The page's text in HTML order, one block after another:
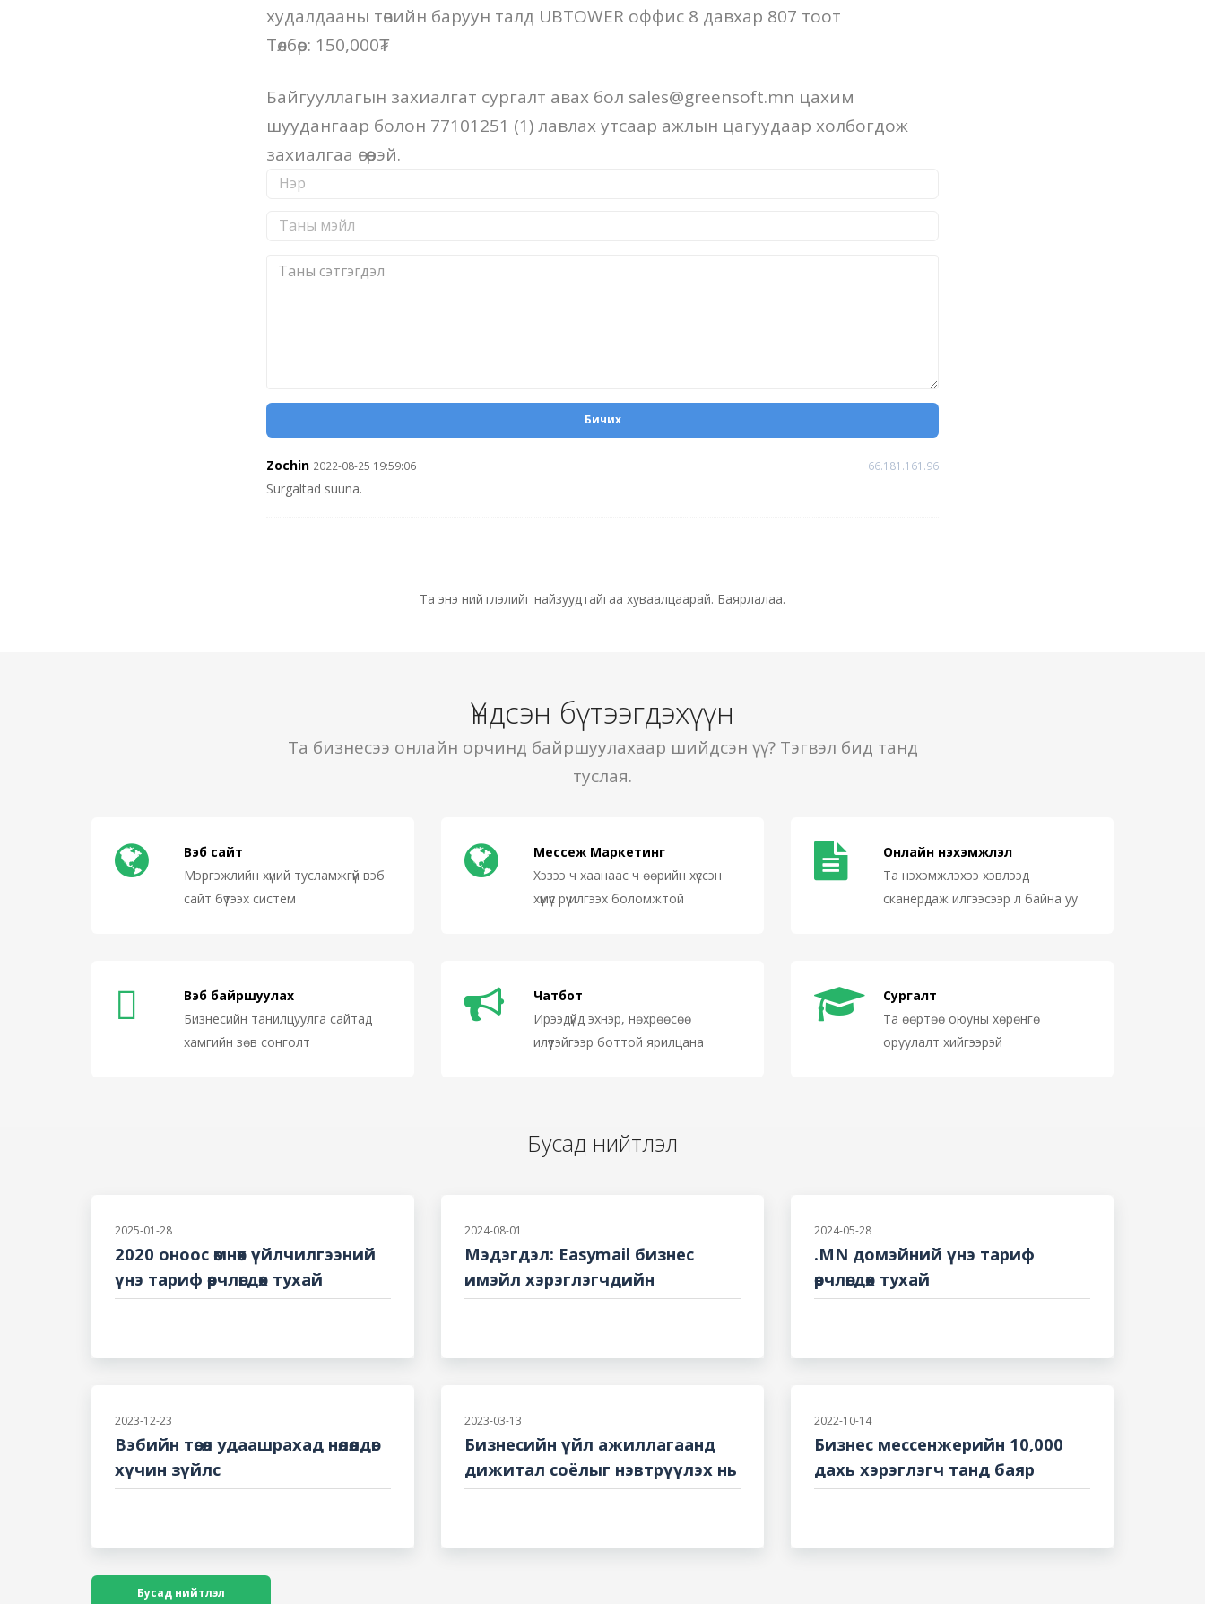
худалдааны төвийн баруун талд UBTOWER оффис 8 давхар 807 тоот
Төлбөр: 150,000₮
Байгууллагын захиалгат сургалт авах бол sales@greensoft.mn цахим
шуудангаар болон 77101251 (1) лавлах утсаар ажлын цагуудаар холбогдож
захиалгаа өгөөрэй.
Бичих
Zochin 2022-08-25 19:59:06 66.181.161.96
Surgaltad suuna.
Та энэ нийтлэлийг найзуудтайгаа хуваалцаарай. Баярлалаа.
Үндсэн бүтээгдэхүүн
Та бизнесээ онлайн орчинд байршуулахаар шийдсэн үү? Тэгвэл бид танд
туслая.
Вэб сайт
Мэргэжлийн хүний тусламжгүй вэб
сайт бүтээх систем
Мессеж Маркетинг
Хэзээ ч хаанаас ч өөрийн хүссэн
хүмүүс рүү илгээх боломжтой
Онлайн нэхэмжлэл
Та нэхэмжлэхээ хэвлээд
сканердаж илгээсээр л байна уу
Вэб байршуулах
Бизнесийн танилцуулга сайтад
хамгийн зөв сонголт
Чатбот
Ирээдүйд эхнэр, нөхрөөсөө
илүүтэйгээр боттой ярилцана
Сургалт
Та өөртөө оюуны хөрөнгө
оруулалт хийгээрэй
Бусад нийтлэл
2025-01-28
2020 оноос өмнөх үйлчилгээний
үнэ тариф өөрчлөгдөх тухай
2024-08-01
Мэдэгдэл: Easymail бизнес
имэйл хэрэглэгчдийн
анхааралд
2024-05-28
.MN домэйний үнэ тариф
өөрчлөгдөх тухай
2023-12-23
Вэбийн төсөл удаашрахад нөлөөлдөг
хүчин зүйлс
2023-03-13
Бизнесийн үйл ажиллагаанд
дижитал соёлыг нэвтрүүлэх нь
2022-10-14
Бизнес мессенжерийн 10,000
дахь хэрэглэгч танд баяр
хүргэе.
Бусад нийтлэл